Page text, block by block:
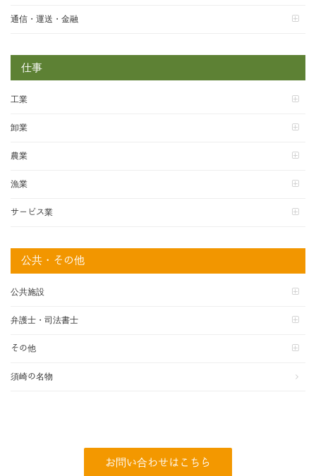
通信・運送・金融
仕事
工業
卸業
農業
漁業
サービス業
公共・その他
公共施設
弁護士・司法書士
その他
須崎の名物
お問い合わせはこちら